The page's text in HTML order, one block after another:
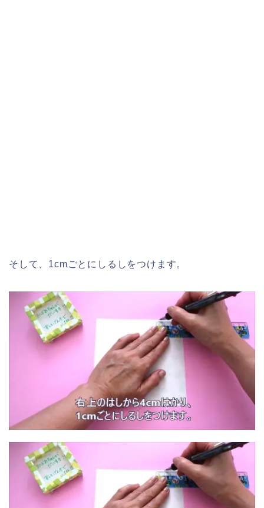
そして、1cmごとにしるしをつけます。